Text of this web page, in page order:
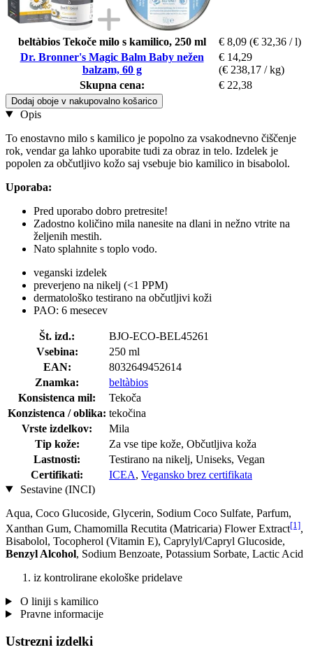
beltàbios Tekoče milo s kamilico, 250 ml € 8,09 (€ 32,36 / l)
Dr. Bronner's Magic Balm Baby nežen
balzam, 60 g
€ 14,29
(€ 238,17 / kg)
Skupna cena:
€ 22,38
Dodaj oboje v nakupovalno košarico
Opis
To enostavno milo s kamilico je popolno za vsakodnevno čiščenje
rok, vendar ga lahko uporabite tudi za obraz in telo. Izdelek je
popolen za občutljivo kožo saj vsebuje bio kamilico in bisabolol.
Uporaba:
Pred uporabo dobro pretresite!
Zadostno količino mila nanesite na dlani in nežno vtrite na
željenih mestih.
Nato splahnite s toplo vodo.
veganski izdelek
preverjeno na nikelj (<1 PPM)
dermatološko testirano na občutljivi koži
PAO: 6 mesecev
Št. izd.:
BJO-ECO-BEL45261
Vsebina:
250 ml
EAN:
8032649452614
Znamka:
beltàbios
Konsistenca mil:
Tekoča
Konzistenca / oblika: tekočina
Vrste izdelkov:
Mila
Tip kože:
Za vse tipe kože, Občutljiva koža
Lastnosti:
Testirano na nikelj, Uniseks, Vegan
Certifikati:
ICEA, Vegansko brez certifikata
Sestavine (INCI)
Aqua, Coco Glucoside, Glycerin, Sodium Coco­ Sulfate, Parfum,
Xanthan Gum, Chamomilla Recutita (Matricaria) Flower Extract[1],
Bisabolol, Tocopherol (Vitamin E), Caprylyl/Capryl Glucoside,
Benzyl Alcohol, Sodium Benzoate, Potassium Sorbate, Lactic Acid
iz kontrolirane ekološke pridelave
O liniji s kamilico
Pravne informacije
Ustrezni izdelki